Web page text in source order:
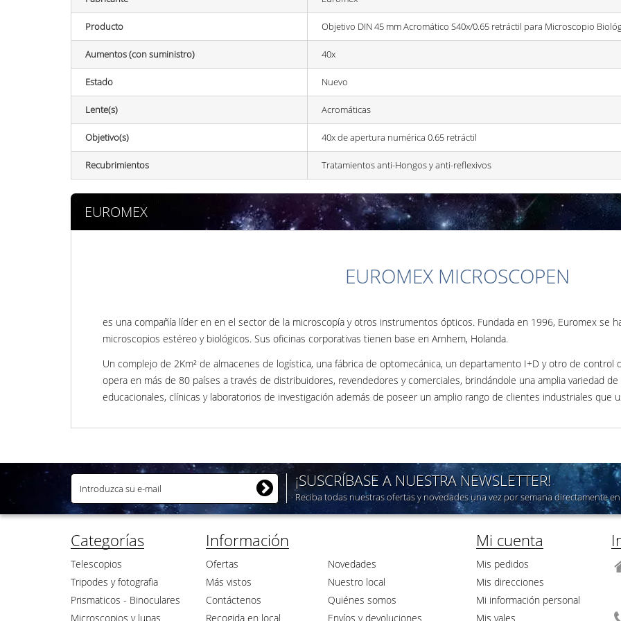
Producto Objetivo DIN 45 mm Acromático S40x/0.65 retráctil para Microscopio
Aumentos (con suministro) 40x
Estado Nuevo
Lente(s) Acromáticas
Objetivo(s) 40x de apertura numérica 0.65 retráctil
Recubrimientos Tratamientos anti-Hongos y anti-reflexivos
EUROMEX
EUROMEX MICROSCOPEN
es una compañía líder en en el sector de la microscopía y otros instrumentos ópticos. Fundada en 1996, Euromex se
microscopios estéreo y biológicos. Sus oficinas corporativas tienen base en Arnhem, Holanda.
Un complejo de 2Km² de almacenes de logística, una fábrica de optomecánica, un departamento I+D y otro de control
opera en más de 80 países a través de distribuidores, revendedores y comerciales, brindándole una amplia variedad
educacionales, clínicas y laboratorios de investigación además de poseer un amplio rango de clientes industriales que
¡SUSCRÍBASE A NUESTRA NEWSLETTER!
Reciba todas nuestras ofertas y novedades una vez por semana directamente
Categorías
Telescopios
Tripodes y fotografia
Prismaticos - Binoculares
Microscopios y lupas
Información
Ofertas
Novedades
Más vistos
Nuestro local
Contáctenos
Quiénes somos
Recogida en local
Envíos y devoluciones
Mi cuenta
Mis pedidos
Mis direcciones
Mi información personal
Mis vales